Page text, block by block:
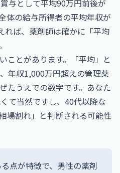
与として平均90万円前後が
体の給与所得者の平均年収が
れば、薬剤師は確かに「平均
ことがあります。「平均」と
年収1,000万円超えの管理薬
たうえでの数字です。あなた
て当然ですし、40代以降な
場割れ」と判断される可能性
点が特徴で、男性の薬剤